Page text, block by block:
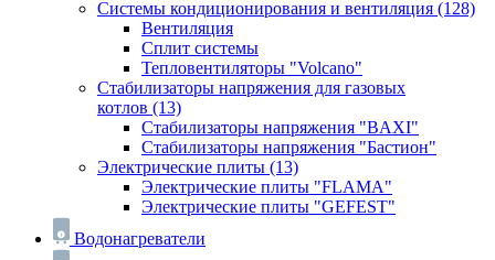
Системы кондиционирования и вентиляция (128)
Вентиляция
Сплит системы
Тепловентиляторы "Volcano"
Стабилизаторы напряжения для газовых
котлов (13)
Стабилизаторы напряжения "BAXI"
Стабилизаторы напряжения "Бастион"
Электрические плиты (13)
Электрические плиты "FLAMA"
Электрические плиты "GEFEST"
Водонагреватели